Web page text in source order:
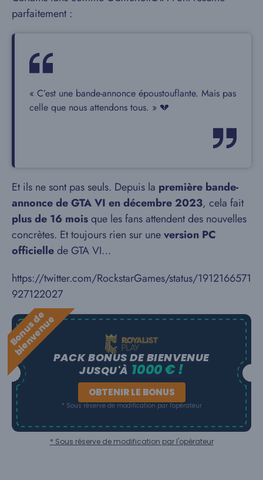
parfaitement :
« C’est une bande-annonce époustouflante. Mais pas
celle que nous attendons tous. » 💔
Et ils ne sont pas seuls. Depuis la première bande-
annonce de GTA VI en décembre 2023, cela fait
plus de 16 moisque les fans attendent des nouvelles
concrètes. Et toujours rien sur uneversion PC
officiellede GTA VI…
https://twitter.com/RockstarGames/status/1912166571
927122027
B
o
n
u
s
d
e
b
i
e
n
v
e
n
u
ePACK BONUS DE BIENVENUE
JUSQU'À 1000 € !
OBTENIR LE BONUS
* Sous réserve de modification par l'opérateur
* Sous réserve de modification par l'opérateur